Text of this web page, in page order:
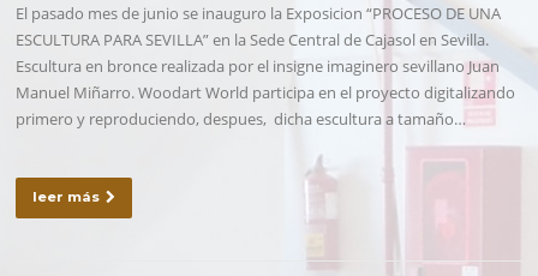
El pasado mes de junio se inauguro la Exposicion “PROCESO DE UNA
ESCULTURA PARA SEVILLA” en la Sede Central de Cajasol en Sevilla.
Escultura en bronce realizada por el insigne imaginero sevillano Juan
Manuel Miñarro. Woodart World participa en el proyecto digitalizando
primero y reproduciendo, despues, dicha escultura a tamaño…
leer más